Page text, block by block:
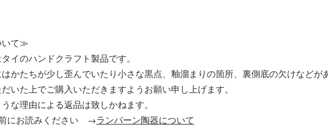
いて≫
タイのハンドクラフト製品です。
かたちが少し歪んでいたり小さな黒点、釉溜まりの箇所、裏側底の欠けなどが
いた上でご購入いただきますようお願い申し上げます。
な理由による返品は致しかねます。
にお読みください →ランパーン陶器について